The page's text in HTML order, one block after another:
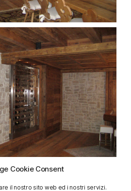
Cookie Consent
il nostro sito web ed i nostri servizi.